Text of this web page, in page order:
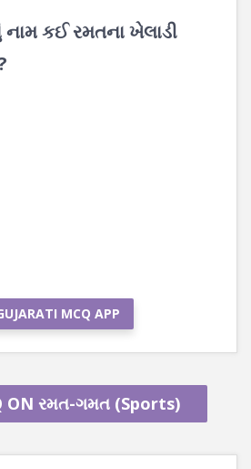
કઈ રમતના ખેલાડી
MCQ APP
ON રમત-ગમત (Sports)